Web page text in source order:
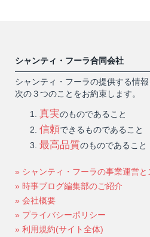
シャンティ・フーラ合同会社
シャンティ・フーラの提供する情
次の３つのことをお約束します。
真実のものであること
信頼できるものであること
最高品質のものであること
» シャンティ・フーラの事業運営と
» 時事ブログ編集部のご紹介
» 会社概要
» プライバシーポリシー
» 利用規約(サイト全体)